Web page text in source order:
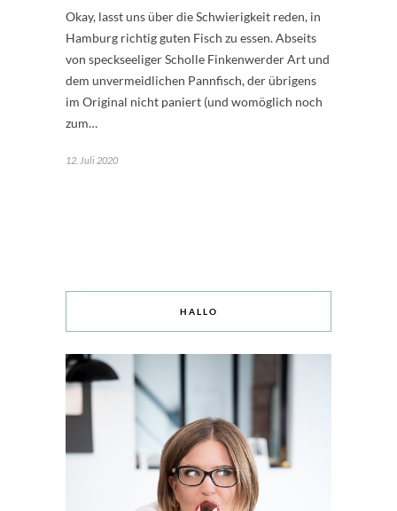
Okay, lasst uns über die Schwierigkeit reden, in
Hamburg richtig guten Fisch zu essen. Abseits
von speckseeliger Scholle Finkenwerder Art und
dem unvermeidlichen Pannfisch, der übrigens
im Original nicht paniert (und womöglich noch
zum…
12. Juli 2020
HALLO